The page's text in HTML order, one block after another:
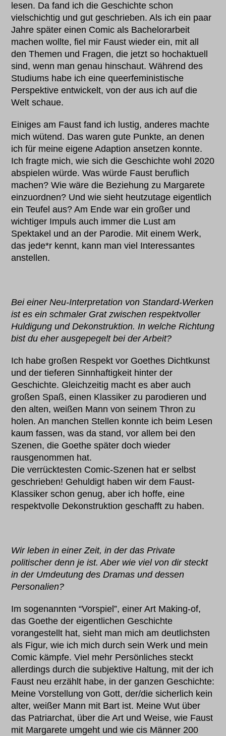
lesen. Da fand ich die Geschichte schon
vielschichtig und gut geschrieben. Als ich ein paar
Jahre später einen Comic als Bachelorarbeit
machen wollte, fiel mir Faust wieder ein, mit all
den Themen und Fragen, die jetzt so hochaktuell
sind, wenn man genau hinschaut. Während des
Studiums habe ich eine queerfeministische
Perspektive entwickelt, von der aus ich auf die
Welt schaue.
Einiges am Faust fand ich lustig, anderes machte
mich wütend. Das waren gute Punkte, an denen
ich für meine eigene Adaption ansetzen konnte.
Ich fragte mich, wie sich die Geschichte wohl 2020
abspielen würde. Was würde Faust beruflich
machen? Wie wäre die Beziehung zu Margarete
einzuordnen? Und wie sieht heutzutage eigentlich
ein Teufel aus? Am Ende war ein großer und
wichtiger Impuls auch immer die Lust am
Spektakel und an der Parodie. Mit einem Werk,
das jede*r kennt, kann man viel Interessantes
anstellen.
Bei einer Neu-Interpretation von Standard-Werken
ist es ein schmaler Grat zwischen respektvoller
Huldigung und Dekonstruktion. In welche Richtung
bist du eher ausgepegelt bei der Arbeit?
Ich habe großen Respekt vor Goethes Dichtkunst
und der tieferen Sinnhaftigkeit hinter der
Geschichte. Gleichzeitig macht es aber auch
großen Spaß, einen Klassiker zu parodieren und
den alten, weißen Mann von seinem Thron zu
holen. An manchen Stellen konnte ich beim Lesen
kaum fassen, was da stand, vor allem bei den
Szenen, die Goethe später doch wieder
rausgenommen hat.
Die verrücktesten Comic-Szenen hat er selbst
geschrieben! Gehuldigt haben wir dem Faust-
Klassiker schon genug, aber ich hoffe, eine
respektvolle Dekonstruktion geschafft zu haben.
Wir leben in einer Zeit, in der das Private
politischer denn je ist. Aber wie viel von dir steckt
in der Umdeutung des Dramas und dessen
Personalien?
Im sogenannten “Vorspiel”, einer Art Making-of,
das Goethe der eigentlichen Geschichte
vorangestellt hat, sieht man mich am deutlichsten
als Figur, wie ich mich durch sein Werk und mein
Comic kämpfe. Viel mehr Persönliches steckt
allerdings durch die subjektive Haltung, mit der ich
Faust neu erzählt habe, in der ganzen Geschichte:
Meine Vorstellung von Gott, der/die sicherlich kein
alter, weißer Mann mit Bart ist. Meine Wut über
das Patriarchat, über die Art und Weise, wie Faust
mit Margarete umgeht und wie cis Männer 200